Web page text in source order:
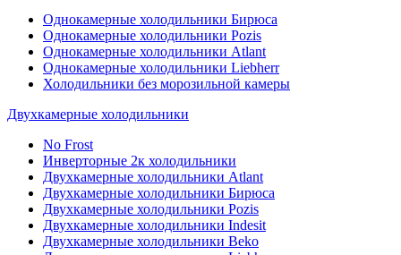
Однокамерные холодильники Бирюса
Однокамерные холодильники Pozis
Однокамерные холодильники Atlant
Однокамерные холодильники Liebherr
Холодильники без морозильной камеры
Двухкамерные холодильники
No Frost
Инверторные 2к холодильники
Двухкамерные холодильники Atlant
Двухкамерные холодильники Бирюса
Двухкамерные холодильники Pozis
Двухкамерные холодильники Indesit
Двухкамерные холодильники Beko